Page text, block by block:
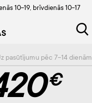
10-19, brīvdienās 10-17
pasūtījumu pēc 7-14 dienām
€